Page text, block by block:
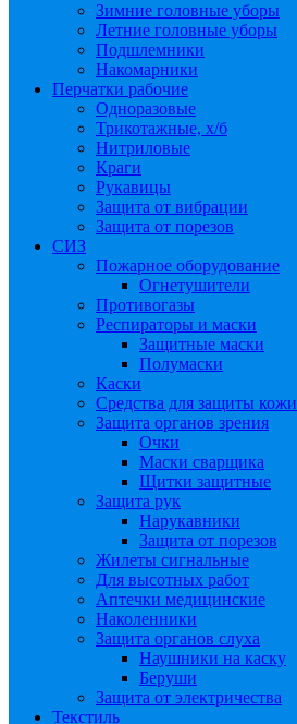
Зимние головные уборы
Летние головные уборы
Подшлемники
Накомарники
Перчатки рабочие
Одноразовые
Трикотажные, х/б
Нитриловые
Краги
Рукавицы
Защита от вибрации
Защита от порезов
СИЗ
Пожарное оборудование
Огнетушители
Противогазы
Респираторы и маски
Защитные маски
Полумаски
Каски
Средства для защиты кожи
Защита органов зрения
Очки
Маски сварщика
Щитки защитные
Защита рук
Нарукавники
Защита от порезов
Жилеты сигнальные
Для высотных работ
Аптечки медицинские
Наколенники
Защита органов слуха
Наушники на каску
Беруши
Защита от электричества
Текстиль